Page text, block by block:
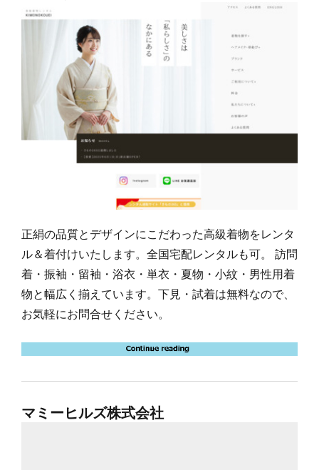
正絹の品質とデザインにこだわった高級着物をレンタ
ル＆着付けいたします。全国宅配レンタルも可。 訪問
着・振袖・留袖・浴衣・単衣・夏物・小紋・男性用着
物と幅広く揃えています。下見・試着は無料なので、
お気軽にお問合せください。
マミーヒルズ株式会社